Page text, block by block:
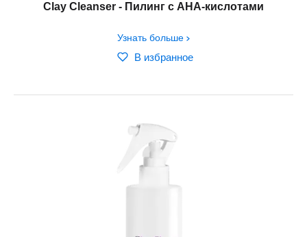
Clay Cleanser - Пилинг с АНА-кислотами
Узнать больше
В избранное